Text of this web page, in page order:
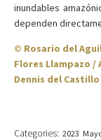
inundables
dependen
© Rosario del
Flores Llampazo /
Dennis del
Categories: 2023